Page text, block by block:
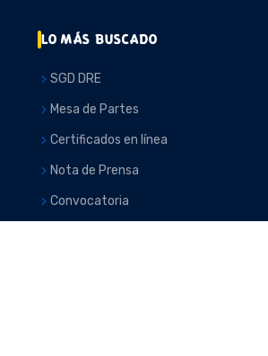
LO MÁS BUSCADO
SGD DRE
Mesa de Partes
Certificados en línea
Nota de Prensa
Convocatoria